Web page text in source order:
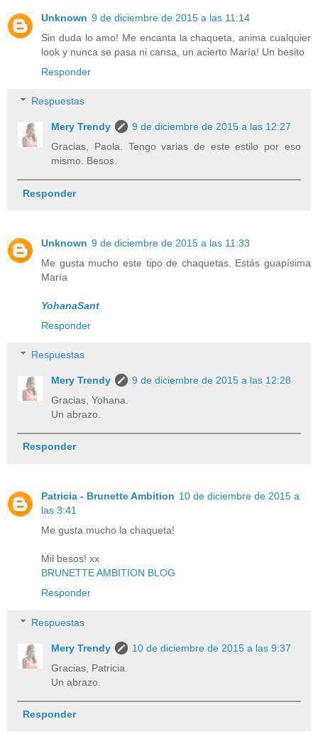
Unknown 9 de diciembre de 2015 a las 11:14
Sin duda lo amo! Me encanta la chaqueta, anima cualquier
look y nunca se pasa ni cansa, un acierto María! Un besito
Responder
Respuestas
Mery Trendy
9 de diciembre de 2015 a las 12:27
Gracias, Paola. Tengo varias de este estilo por eso
mismo. Besos.
Responder
Unknown 9 de diciembre de 2015 a las 11:33
Me gusta mucho este tipo de chaquetas. Estás guapísima
María
YohanaSant
Responder
Respuestas
Mery Trendy
9 de diciembre de 2015 a las 12:28
Gracias, Yohana.
Un abrazo.
Responder
Patricia - Brunette Ambition 10 de diciembre de 2015 a
las 3:41
Me gusta mucho la chaqueta!
Mil besos! xx
BRUNETTE AMBITION BLOG
Responder
Respuestas
Mery Trendy
10 de diciembre de 2015 a las 9:37
Gracias, Patricia.
Un abrazo.
Responder